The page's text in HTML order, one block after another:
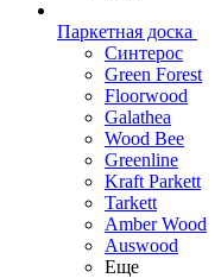
Паркетная доска
Синтерос
Green Forest
Floorwood
Galathea
Wood Bee
Greenline
Kraft Parkett
Tarkett
Amber Wood
Auswood
Еще